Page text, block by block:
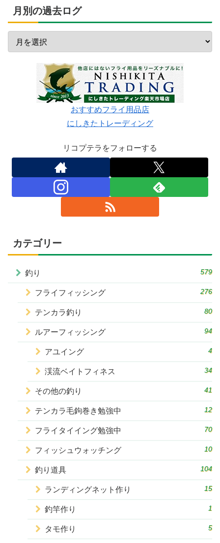
月別の過去ログ
おすすめフライ用品店
にしきたトレーディング
リコプテラをフォローする
カテゴリー
釣り 579
フライフィッシング 276
テンカラ釣り 80
ルアーフィッシング 94
アユイング 4
渓流ベイトフィネス 34
その他の釣り 41
テンカラ毛鉤巻き勉強中 12
フライタイイング勉強中 70
フィッシュウォッチング 10
釣り道具 104
ランディングネット作り 15
釣竿作り 1
タモ作り 5